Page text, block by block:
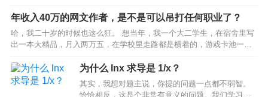
区看到很多人都在无脑推百亿补贴，特地发一条怗子来说明一下这个东
西。此怡不存在偏向引导，此站仅站在我个人角度…
年收入40万的网文作者，是不是可以吊打任何职业了？
哈，我二十岁的时候也这么狂。 想当年，我一个大二学生，在宿舍里写
出一本大精品，月入两万五，在学校里走路都是横着的，游戏卡池一
开，看都不看，氪到出货为止。iPhone12pro一发布直接买，还买了个
iPad Pro，都是官网直接买的，Appl…
为什么 lnx 求导是 1/x？
其实，我想对题主说，你提的问题一点都不弱智。
恰恰相反，这是个非常有意义的问题。我们学习一